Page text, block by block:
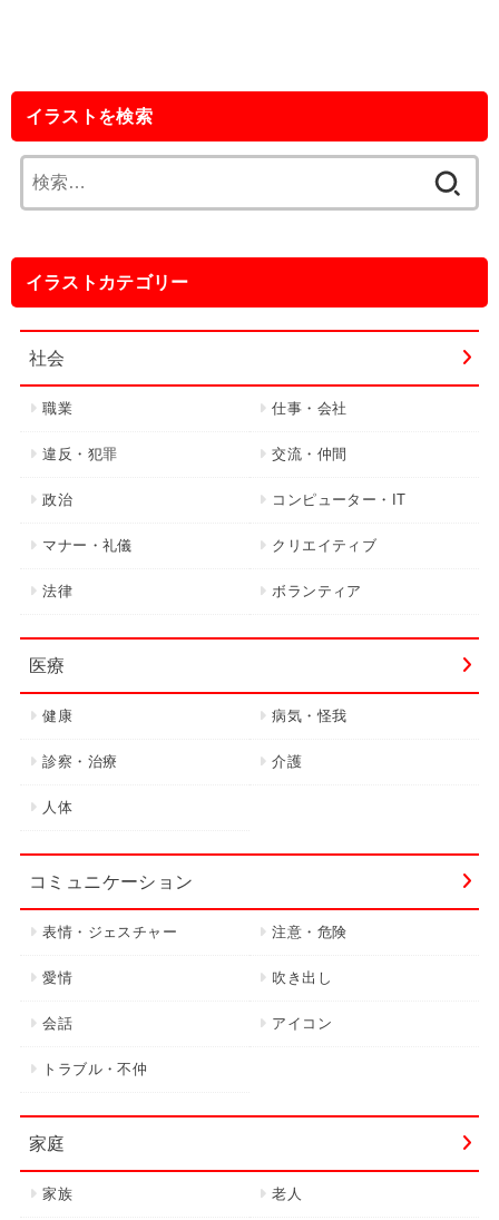
イラストを検索
索:
イラストカテゴリー
社会
職業 仕事・会社
違反・犯罪 交流・仲間
政治 コンピューター・IT
マナー・礼儀 クリエイティブ
法律 ボランティア
医療
健康 病気・怪我
診察・治療 介護
人体
コミュニケーション
表情・ジェスチャー 注意・危険
愛情 吹き出し
会話 アイコン
トラブル・不仲
家庭
家族 老人